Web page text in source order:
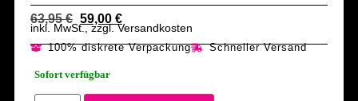
63,95€ 59,00 €
inkl. MwSt., zzgl. Versandkosten
100% diskrete Verpackung Schneller Versand
Sofort verfügbar